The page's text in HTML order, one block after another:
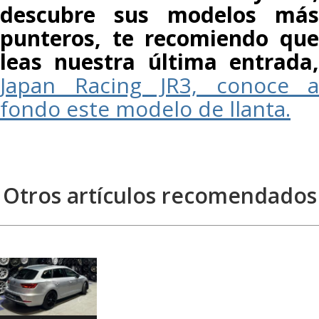
descubre sus modelos más
punteros, te recomiendo que
leas nuestra última entrada,
Japan Racing JR3, conoce a
fondo este modelo de llanta.
Otros artículos recomendados